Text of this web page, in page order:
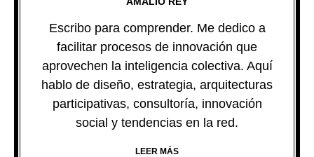
Escribo para comprender. Me dedico a
facilitar procesos de innovación que
aprovechen la inteligencia colectiva. Aquí
hablo de diseño, estrategia, arquitecturas
participativas, consultoría, innovación
social y tendencias en la red.
LEER MÁS